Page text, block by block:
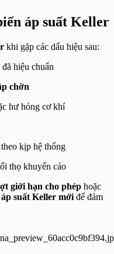
áp suất Keller
khi gặp các dấu hiệu sau:
đã hiệu chuẩn
chờn
hư hỏng cơ khí
kịp hệ thống
thọ khuyến cáo
giới hạn cho phép hoặc
suất Keller mới để đảm